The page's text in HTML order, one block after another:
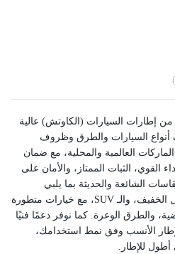
إطارات السيارات (الكاوتش) عالية
أنواع السيارات والطرق وظروف
العالمية والمحلية، مع ضمان
القوي، الثبات الممتاز، والأمان على
الشائعة والحديثة بما يلبي
احتياجات السيارات الملاكي، النقل الخفيف، والـ SUV، مع خيارات متطورة
والطرق الوعرة. كما نوفر دعمًا فنيًا
الأنسب وفق نمط استخدامك،
للإطار.